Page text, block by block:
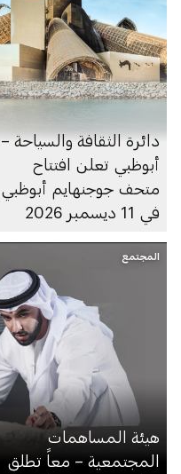
دائرة الثقافة والسياحة –
أبوظبي تعلن افتتاح
متحف جوجنهايم أبوظبي
في 11 ديسمبر 2026
المجتمع
هيئة المساهمات
المجتمعية – معاً تطلق